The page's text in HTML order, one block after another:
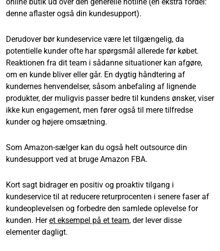
denne aflaster også din kundesupport).
Derudover bør kundeservice være let tilgængelig, da
potentielle kunder ofte har spørgsmål allerede før købet.
Reaktionen fra dit team i sådanne situationer kan afgøre,
om en kunde bliver eller går. En dygtig håndtering af
kundernes henvendelser, såsom anbefaling af lignende
produkter, der muligvis passer bedre til kundens ønsker, viser
ikke kun engagement, men fører også til mere tilfredse
kunder og højere omsætning.
Som Amazon-sælger kan du også helt outsource din
kundesupport ved at bruge Amazon FBA.
Kort sagt bidrager en positiv og proaktiv tilgang i
kundeservice til at reducere returprocenten i senere faser af
kundeoplevelsen og forbedre den samlede oplevelse for
kunden. Heret eksempel på et team, der lever disse
elementer dagligt.